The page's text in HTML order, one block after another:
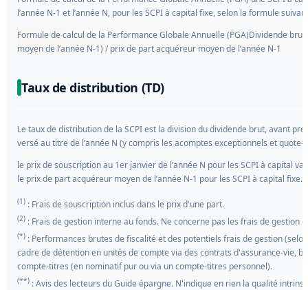
l’année N-1 et l’année N, pour les SCPI à capital fixe, selon la formule
Formule de calcul de la Performance Globale Annuelle (PGA)Dividende
moyen de l’année N-1) / prix de part acquéreur moyen de l’année N-1
Taux de distribution (TD)
Le taux de distribution de la SCPI est la division du dividende brut, avant
versé au titre de l’année N (y compris les acomptes exceptionnels et
le prix de souscription au 1er janvier de l’année N pour les SCPI à capital
le prix de part acquéreur moyen de l’année N-1 pour les SCPI à capital fixe.
(1) : Frais de souscription inclus dans le prix d'une part.
(2) : Frais de gestion interne au fonds. Ne concerne pas les frais de gestion
(*) : Performances brutes de fiscalité et des potentiels frais de gestion
cadre de détention en unités de compte via des contrats d'assurance-vie,
compte-titres (en nominatif pur ou via un compte-titres personnel).
(**) : Avis des lecteurs du Guide épargne. N'indique en rien la qualité